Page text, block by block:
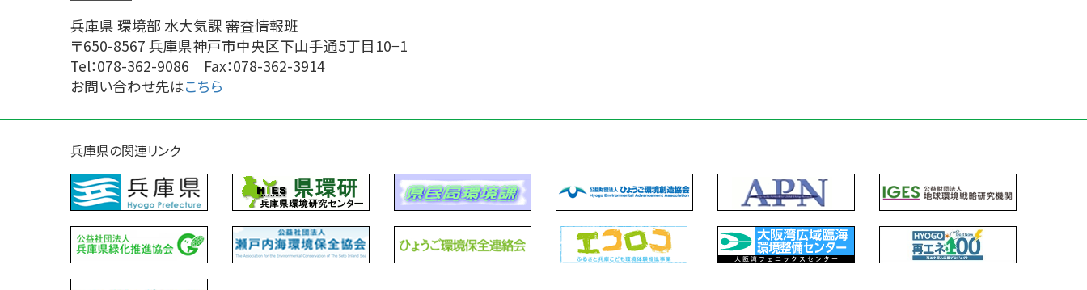
兵庫県 環境部 水大気課 審査情報班
〒650-8567 兵庫県神戸市中央区下山手通5丁目10−1
Tel：078-362-9086 Fax：078-362-3914
お問い合わせ先はこちら
兵庫県の関連リンク